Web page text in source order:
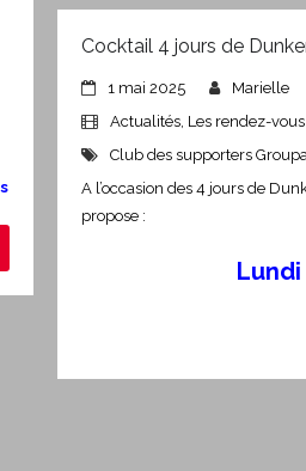
Cocktail 4 jours de
1 mai 2025
Marielle
Actualités, Les rendez-
Club des supporters
A l’occasion des 4 jours de
propose :
Lundi